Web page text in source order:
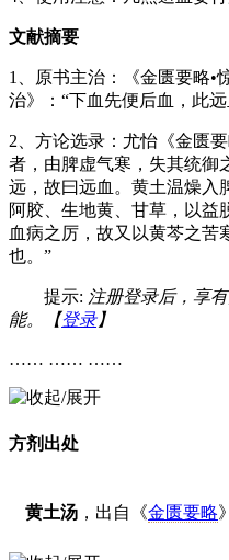
文献摘要
1、原书主治：《金匮要略•
治》：“下血先便后血，此
2、方论选录：尤怡《金匮
者，由脾虚气寒，失其统御
远，故曰远血。黄土温燥入
阿胶、生地黄、甘草，以益
血病之厉，故又以黄芩之苦
也。”
提示: 注册登录后，享
能。【登录】
…… …… ……
方剂出处
黄土汤 ，出自《金匮要略》